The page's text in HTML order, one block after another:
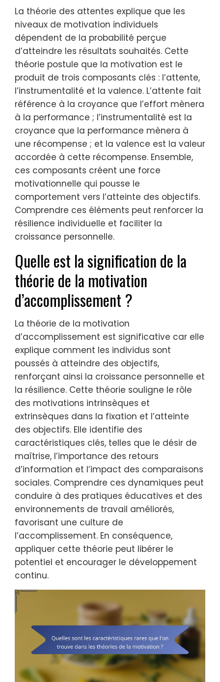
La théorie des attentes explique que les
niveaux de motivation individuels
dépendent de la probabilité perçue
d’atteindre les résultats souhaités. Cette
théorie postule que la motivation est le
produit de trois composants clés : l’attente,
l’instrumentalité et la valence. L’attente fait
référence à la croyance que l’effort mènera
à la performance ; l’instrumentalité est la
croyance que la performance mènera à
une récompense ; et la valence est la valeur
accordée à cette récompense. Ensemble,
ces composants créent une force
motivationnelle qui pousse le
comportement vers l’atteinte des objectifs.
Comprendre ces éléments peut renforcer la
résilience individuelle et faciliter la
croissance personnelle.
Quelle est la signification de la
théorie de la motivation
d’accomplissement ?
La théorie de la motivation
d’accomplissement est significative car elle
explique comment les individus sont
poussés à atteindre des objectifs,
renforçant ainsi la croissance personnelle et
la résilience. Cette théorie souligne le rôle
des motivations intrinsèques et
extrinsèques dans la fixation et l’atteinte
des objectifs. Elle identifie des
caractéristiques clés, telles que le désir de
maîtrise, l’importance des retours
d’information et l’impact des comparaisons
sociales. Comprendre ces dynamiques peut
conduire à des pratiques éducatives et des
environnements de travail améliorés,
favorisant une culture de
l’accomplissement. En conséquence,
appliquer cette théorie peut libérer le
potentiel et encourager le développement
continu.